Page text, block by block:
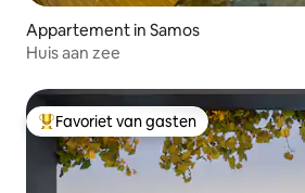
Appartement in Samos
Huis aan zee
Topfavoriet van gasten
Favoriet van gasten